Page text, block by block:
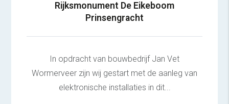
Rijksmonument De Eikeboom
Prinsengracht
In opdracht van bouwbedrijf Jan Vet
Wormerveer zijn wij gestart met de aanleg van
elektronische installaties in dit...